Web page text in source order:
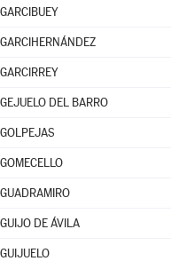
GARCIBUEY
GARCIHERNÁNDEZ
GARCIRREY
GEJUELO DEL BARRO
GOLPEJAS
GOMECELLO
GUADRAMIRO
GUIJO DE ÁVILA
GUIJUELO